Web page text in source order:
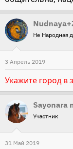
Не Народная
3 Апрель 2019
Укажите город в
Sayonara
Участник
31 Май 2019